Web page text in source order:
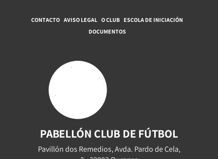
CONTACTO AVISO LEGAL O CLUB ESCOLA DE INICIACIÓN
DOCUMENTOS
PABELLÓN CLUB DE FÚTBOL
Pavillón dos Remedios, Avda. Pardo de Cela,